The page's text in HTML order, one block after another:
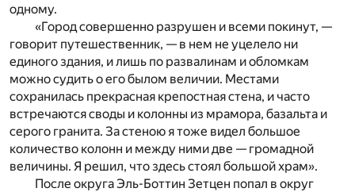
одному.
«Город совершенно разрушен и всеми покинут, —
говорит путешественник, — в нем не уцелело ни
единого здания, и лишь по развалинам и обломкам
можно судить о его былом величии. Местами
сохранилась прекрасная крепостная стена, и часто
встречаются своды и колонны из мрамора, базальта и
серого гранита. За стеною я тоже видел большое
количество колонн и между ними две — громадной
величины. Я решил, что здесь стоял большой храм».
После округа Эль-Боттин Зетцен попал в округ